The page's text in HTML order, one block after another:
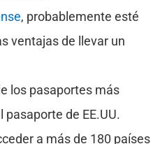
, probablemente esté
ventajas de llevar un
los pasaportes más
de EE.UU.
a más de 180 países